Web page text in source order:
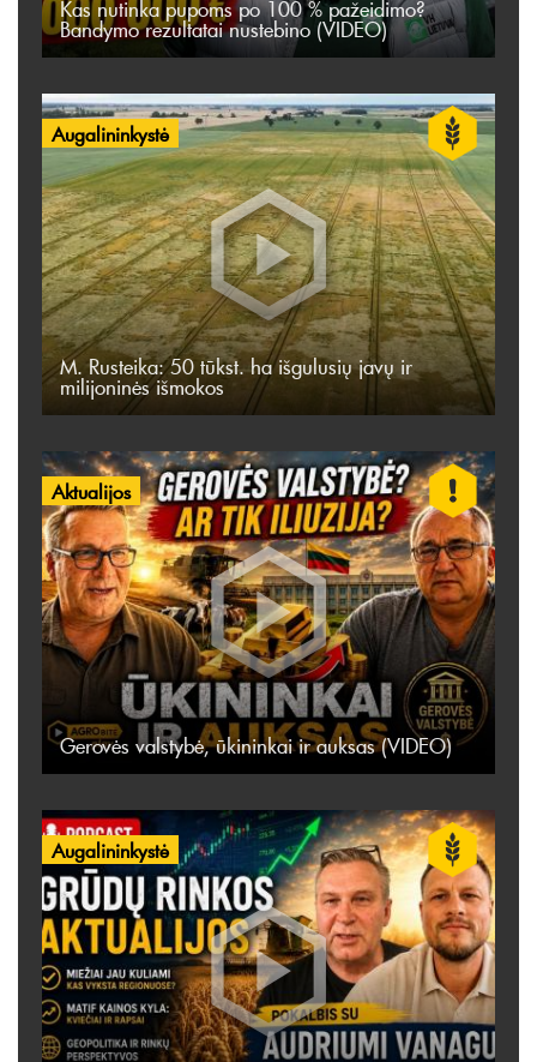
Kas nutinka pupoms po 100 % pažeidimo?
Bandymo rezultatai nustebino (VIDEO)
Augalininkystė
M. Rusteika: 50 tūkst. ha išgulusių javų ir
milijoninės išmokos
Aktualijos
Gerovės valstybė, ūkininkai ir auksas (VIDEO)
Augalininkystė